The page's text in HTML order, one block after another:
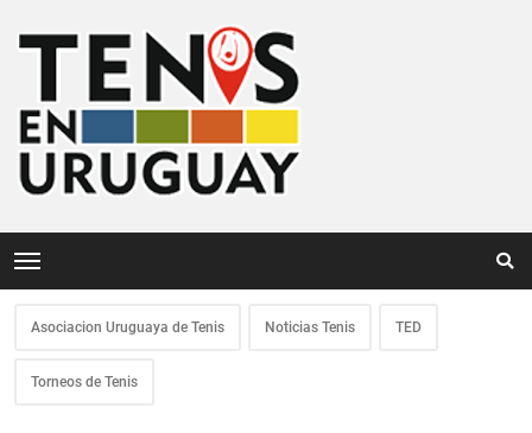
Asociacion Uruguaya de Tenis Noticias Tenis TED
Torneos de Tenis